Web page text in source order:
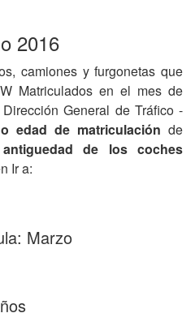
2016
camiones y furgonetas que
Matriculados en el mes de
General de Tráfico -
edad de matriculación de
antiguedad de los coches
Ir a:
Marzo